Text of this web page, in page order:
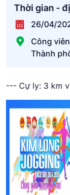
Thời gian -
26/04/
Công
Thành
--- Cự ly: 3 km